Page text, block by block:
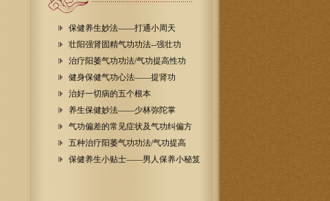
保健养生妙法——打通小周天
壮阳强肾固精气功功法--强壮功
治疗阳萎气功功法/气功提高性功
健身保健气功心法——提肾功
治好一切病的五个根本
养生保健妙法——少林弥陀掌
气功偏差的常见症状及气功纠偏方
五种治疗阳萎气功功法/气功提高
保健养生小贴士——男人保养小秘笈